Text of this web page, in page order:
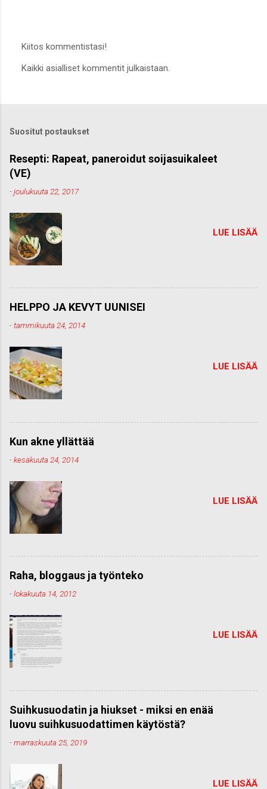
ä
o
m
e
n
t
Kiitos kommentistasi!
Kaikki asialliset kommentit julkaistaan.
Suositut postaukset
Resepti: Rapeat, paneroidut soijasuikaleet
(VE)
-joulukuuta 22, 2017
LUE LISÄÄ
HELPPO JA KEVYT UUNISEI
-tammikuuta 24, 2014
LUE LISÄÄ
Kun akne yllättää
-kesäkuuta 24, 2014
LUE LISÄÄ
Raha, bloggaus ja työnteko
-lokakuuta 14, 2012
LUE LISÄÄ
Suihkusuodatin ja hiukset - miksi en enää
luovu suihkusuodattimen käytöstä?
-marraskuuta 25, 2019
LUE LISÄÄ